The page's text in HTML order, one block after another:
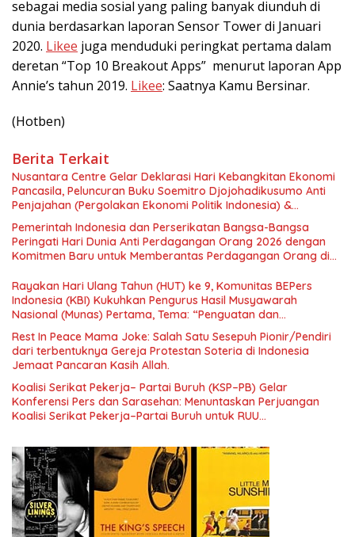
sebagai media sosial yang paling banyak diunduh di
dunia berdasarkan laporan Sensor Tower di Januari
2020. Likee juga menduduki peringkat pertama dalam
deretan “Top 10 Breakout Apps” menurut laporan App
Annie’s tahun 2019. Likee: Saatnya Kamu Bersinar.
(Hotben)
Berita Terkait
Nusantara Centre Gelar Deklarasi Hari Kebangkitan Ekonomi
Pancasila, Peluncuran Buku Soemitro Djojohadikusumo Anti
Penjajahan (Pergolakan Ekonomi Politik Indonesia) &
Simposium Nasional “Urgensi Undang-Undang Perekonomian
Nasional dan Kesejahteraan Sosial dalam Menata Bangsa
Menuju Indonesia Emas 2045”,
Pemerintah Indonesia dan Perserikatan Bangsa-Bangsa
Peringati Hari Dunia Anti Perdagangan Orang 2026 dengan
Komitmen Baru untuk Memberantas Perdagangan Orang di
Rayakan Hari Ulang Tahun (HUT) ke 9, Komunitas BEPers
Indonesia (KBI) Kukuhkan Pengurus Hasil Musyawarah
Nasional (Munas) Pertama, Tema: “Penguatan dan
Pengembangan Organisasi KBI yang Berbasis Riset di seluruh
Indonesia dan Mancanegara”.
Rest In Peace Mama Joke: Salah Satu Sesepuh Pionir/Pendiri
dari terbentuknya Gereja Protestan Soteria di Indonesia
Jemaat Pancaran Kasih Allah.
Koalisi Serikat Pekerja– Partai Buruh (KSP–PB) Gelar
Konferensi Pers dan Sarasehan: Menuntaskan Perjuangan
Koalisi Serikat Pekerja–Partai Buruh untuk RUU